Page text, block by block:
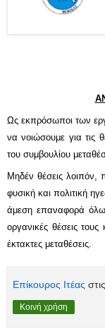
Ως εκπρόσωποι των
να νοιώσουμε για τις
του συμβουλίου
Μηδέν θέσεις
φυσική και πολιτική
άμεση επαναφορά
οργανικές θέσεις
έκτακτες μεταθέσεις.
Επίκουρος Ιτέας στις
Κοινή χρήση